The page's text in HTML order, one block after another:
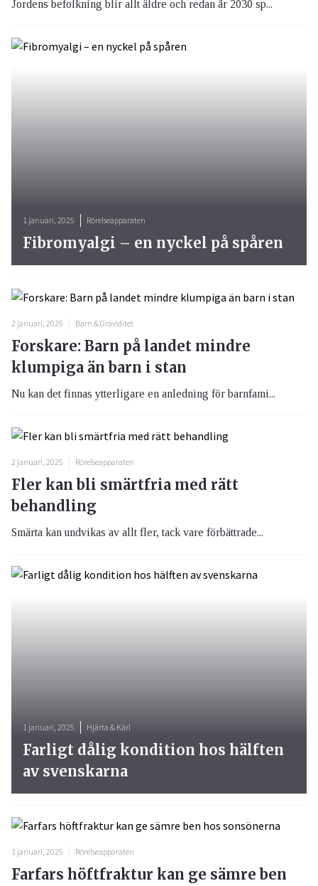
Jordens befolkning blir allt äldre och redan år 2030 sp...
2 januari, 2025 Barn & Graviditet
Forskare: Barn på landet mindre
klumpiga än barn i stan
Nu kan det finnas ytterligare en anledning för barnfami...
2 januari, 2025 Rörelseapparaten
Fler kan bli smärtfria med rätt
behandling
Smärta kan undvikas av allt fler, tack vare förbättrade...
1 januari, 2025 Rörelseapparaten
Fibromyalgi – en nyckel på spåren
1 januari, 2025 Hjärta & Kärl
Farligt dålig kondition hos hälften
av svenskarna
1 januari, 2025 Rörelseapparaten
Farfars höftfraktur kan ge sämre ben